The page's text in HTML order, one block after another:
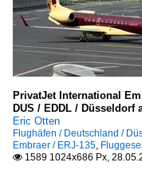
PrivatJet International
DUS / EDDL / Düsseldorf
Eric Otten
Flughäfen / Deutschland /
Embraer / ERJ-135,
 1589 1024x686 Px,